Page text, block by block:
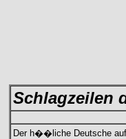
Schlagzeilen
Der h��liche Deutsche